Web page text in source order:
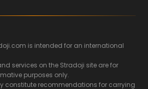
is intended for an international
services on the Stradoji site are for
purposes only.
constitute recommendations for carrying